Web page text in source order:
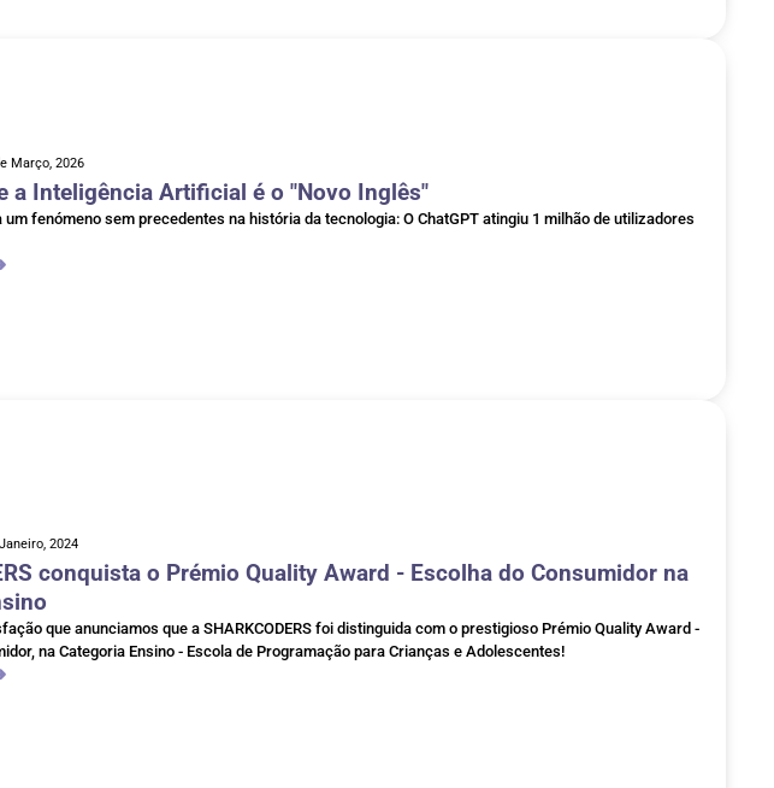
Março, 2026
a Inteligência Artificial é o "Novo Inglês"
um fenómeno sem precedentes na história da tecnologia: O ChatGPT atingiu 1 milhão de utilizadores
2024
conquista o Prémio Quality Award - Escolha do Consumidor na
que anunciamos que a SHARKCODERS foi distinguida com o prestigioso Prémio Quality Award -
na Categoria Ensino - Escola de Programação para Crianças e Adolescentes!